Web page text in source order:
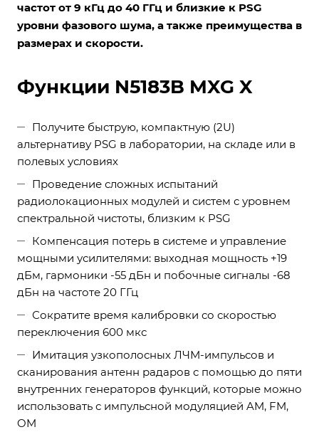
частот от 9 кГц до 40 ГГц и близкие к PSG
уровни фазового шума, а также преимущества в
размерах и скорости.
Функции N5183B MXG X
Получите быструю, компактную (2U)
альтернативу PSG в лаборатории, на складе или в
полевых условиях
Проведение сложных испытаний
радиолокационных модулей и систем с уровнем
спектральной чистоты, близким к PSG
Компенсация потерь в системе и управление
мощными усилителями: выходная мощность +19
дБм, гармоники -55 дБн и побочные сигналы -68
дБн на частоте 20 ГГц
Сократите время калибровки со скоростью
переключения 600 мкс
Имитация узкополосных ЛЧМ-импульсов и
сканирования антенн радаров с помощью до пяти
внутренних генераторов функций, которые можно
использовать с импульсной модуляцией AM, FM,
OM